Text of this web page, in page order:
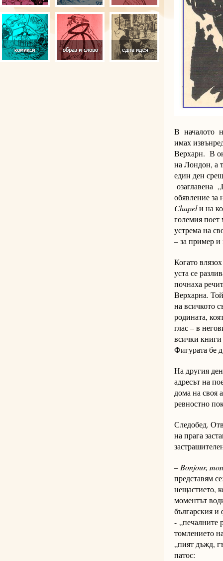
В началото
имах
Верхарн. В
на Лондон, а
един ден
озаглавена
обявление за
Chapelи на
големия
устрема на
– за пример и
Когато
уста се
почнаха
Верхарна.
на всичкото
родината,
глас – в
всички книги
Фигурата бе
На другия
адресът на
дома на своя
ревностно
Следобед.
на прага
– Bonjour,
представям
нещастието,
моментът
българския и
- „печалните
томлението
„пият дъжд,
патос: